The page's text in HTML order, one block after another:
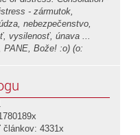
- zármutok,
nebezpečenstvo,
vysilenosť, únava ...
Bože! :o) (o:
článkov: 4331x